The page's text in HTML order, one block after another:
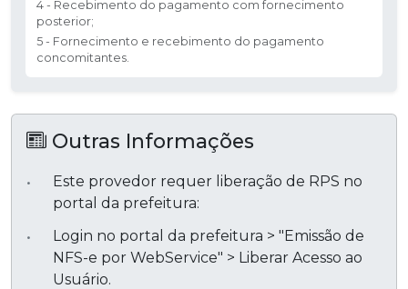
4 - Recebimento do pagamento com fornecimento
posterior;
5 - Fornecimento e recebimento do pagamento
concomitantes.
Outras Informações
Este provedor requer liberação de RPS no
portal da prefeitura:
Login no portal da prefeitura > "Emissão de
NFS-e por WebService" > Liberar Acesso ao
Usuário.